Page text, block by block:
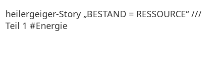
heilergeiger-Story „BESTAND = RESSOURCE“ ///
Teil 1 #Energie